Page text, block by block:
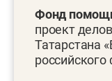
Фонд
проект
Татарстана
российского